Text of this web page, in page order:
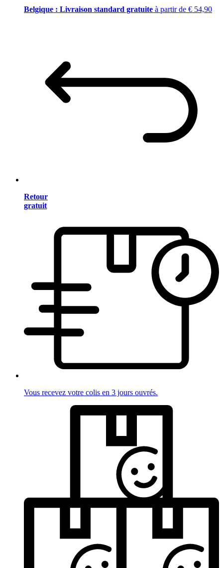
Belgique : Livraison standard gratuite à partir de € 54,90
Retour
gratuit
Vous recevez votre colis en 3 jours ouvrés.